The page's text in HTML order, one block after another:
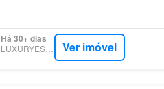
Há 30+ dias
LUXURYESTATE Ver imóvel